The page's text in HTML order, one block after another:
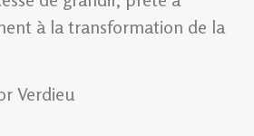
à la transformation de la
Verdieu